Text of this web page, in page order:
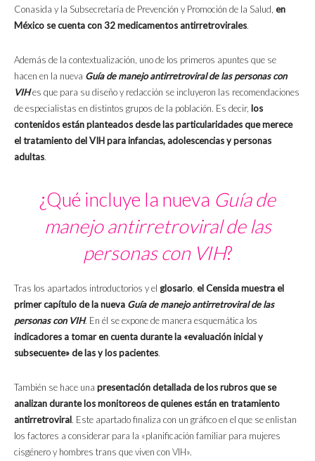
Conasida y la Subsecretaría de Prevención y Promoción de la Salud, en
México se cuenta con 32 medicamentos antirretrovirales.
Además de la contextualización, uno de los primeros apuntes que se
hacen en la nueva Guía de manejo antirretroviral de las personas con
VIHes que para su diseño y redacción se incluyeron las recomendaciones
de especialistas en distintos grupos de la población. Es decir, los
contenidos están planteados desde las particularidades que merece
el tratamiento del VIH para infancias, adolescencias y personas
adultas.
¿Qué incluye la nueva Guía de
manejo antirretroviral de las
personas con VIH?
Tras los apartados introductorios y el glosario, el Censida muestra el
primer capítulo de la nueva Guía de manejo antirretroviral de las
personas con VIH. En él se expone de manera esquemática los
indicadores a tomar en cuenta durante la «evaluación inicial y
subsecuente» de las y los pacientes.
También se hace una presentación detallada de los rubros que se
analizan durante los monitoreos de quienes están en tratamiento
antirretroviral. Este apartado finaliza con un gráfico en el que se enlistan
los factores a considerar para la «planificación familiar para mujeres
cisgénero y hombres trans que viven con VIH».